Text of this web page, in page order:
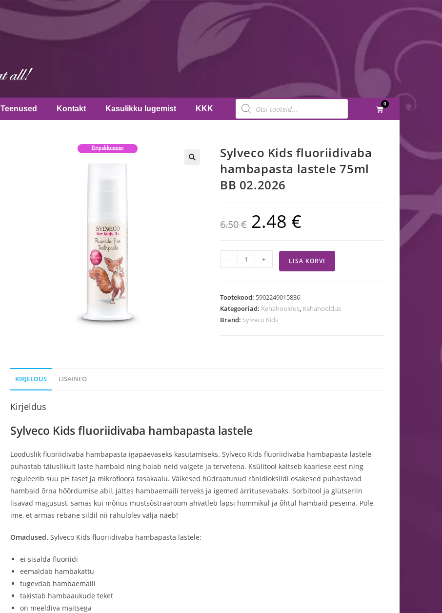
Teenused Kontakt Kasulikku lugemist KKK
0
Eripakkumine
Sylveco Kids fluoriidivaba
hambapasta lastele 75ml
BB 02.2026
6.50€ 2.48 €
- + LISA KORVI
Tootekood: 5902249015836
Kategooriad: Kehahooldus, Kehahooldus
Bränd: Sylveco Kids
KIRJELDUS LISAINFO
Kirjeldus
Sylveco Kids fluoriidivaba hambapasta lastele
Looduslik fluoriidivaba hambapasta igapäevaseks kasutamiseks. Sylveco Kids fluoriidivaba hambapasta lastele
puhastab täiuslikult laste hambaid ning hoiab neid valgete ja tervetena. Ksülitool kaitseb kaariese eest ning
reguleerib suu pH taset ja mikrofloora tasakaalu. Väikesed hüdraatunud ränidioksiidi osakesed puhastavad
hambaid õrna hõõrdumise abil, jättes hambaemaili terveks ja igemed ärritusevabaks. Sorbitool ja glütseriin
lisavad magusust, samas kui mõnus mustsõstraaroom ahvatleb lapsi hommikul ja õhtul hambaid pesema. Pole
ime, et armas rebane sildil nii rahulolev välja näeb!
Omadused. Sylveco Kids fluoriidivaba hambapasta lastele:
ei sisalda fluoriidi
eemaldab hambakattu
tugevdab hambaemaili
takistab hambaaukude teket
on meeldiva maitsega